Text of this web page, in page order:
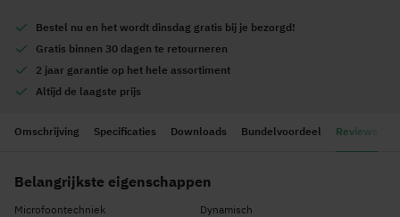
Bestel nu en het wordt dinsdag gratis bij je bezorgd!
Gratis binnen 30 dagen te retourneren
2 jaar garantie op het hele assortiment
Altijd de laagste prijs
afbeeldingen-
gallerij
Omschrijving Specificaties Downloads Bundelvoordeel Reviews
Belangrijkste eigenschappen
Microfoontechniek Dynamisch